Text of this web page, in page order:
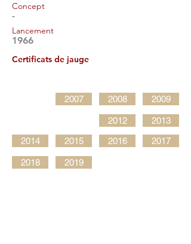
Concept
-
Lancement
1966
Certificats de jauge
2007 2008 2009
2012
2013
2014
2015 2016 2017
2018 2019